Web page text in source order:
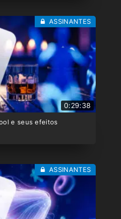
0:29:38
e seus efeitos
ASSINANTES
ASSINANTES